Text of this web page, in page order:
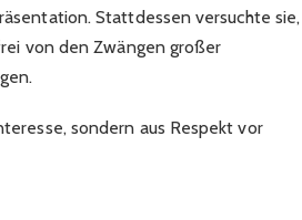
Stattdessen versuchte sie,
von den Zwängen großer
sondern aus Respekt vor